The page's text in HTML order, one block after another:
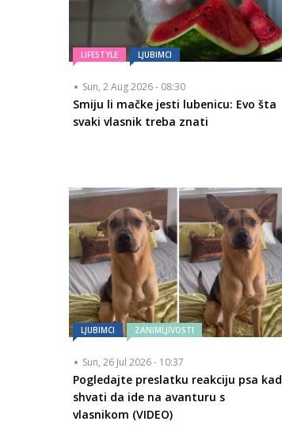
LIFESTYLE LJUBIMCI
Sun, 2 Aug 2026 - 08:30
Smiju li mačke jesti lubenicu: Evo šta
svaki vlasnik treba znati
LJUBIMCI ZANIMLJIVOSTI
Sun, 26 Jul 2026 - 10:37
Pogledajte preslatku reakciju psa kad
shvati da ide na avanturu s
vlasnikom (VIDEO)